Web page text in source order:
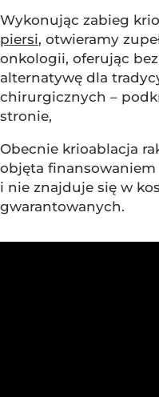
Wykonując zabieg
piersi, otwieramy
onkologii, oferując
alternatywę dla
chirurgicznych –
stronie,
Obecnie krioablacja
objęta
i nie znajduje się w
gwarantowanych.